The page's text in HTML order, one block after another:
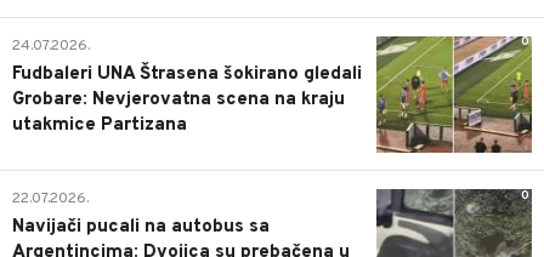
0
24.07.2026.
Fudbaleri UNA Štrasena šokirano gledali
Grobare: Nevjerovatna scena na kraju
utakmice Partizana
0
22.07.2026.
Navijači pucali na autobus sa